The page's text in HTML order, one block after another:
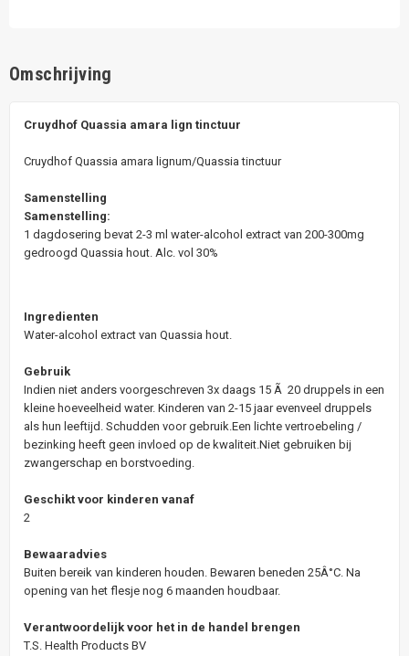
Omschrijving
Cruydhof Quassia amara lign tinctuur
Cruydhof Quassia amara lignum/Quassia tinctuur
Samenstelling
Samenstelling:
1 dagdosering bevat 2-3 ml water-alcohol extract van 200-300mg
gedroogd Quassia hout. Alc. vol 30%
Ingredienten
Water-alcohol extract van Quassia hout.
Gebruik
Indien niet anders voorgeschreven 3x daags 15 Ã 20 druppels in een
kleine hoeveelheid water. Kinderen van 2-15 jaar evenveel druppels
als hun leeftijd. Schudden voor gebruik.Een lichte vertroebeling /
bezinking heeft geen invloed op de kwaliteit.Niet gebruiken bij
zwangerschap en borstvoeding.
Geschikt voor kinderen vanaf
2
Bewaaradvies
Buiten bereik van kinderen houden. Bewaren beneden 25Â°C. Na
opening van het flesje nog 6 maanden houdbaar.
Verantwoordelijk voor het in de handel brengen
T.S. Health Products BV